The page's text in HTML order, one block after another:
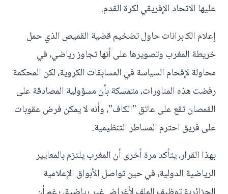
عليها الاتحاد الإفريقي لكرة القدم.
إعلام الكابرانات حاول تضخيم قضية القميص الذي حمل
خريطة المغرب وتصويرها على أنها تجاوز رياضي، في
محاولة لإقحام السياسة في المسابقات الكروية، لكن المحكمة
رفضت هذه المناورات، متمسكة بأن مسؤولية المصادقة على
القمصان تقع على عاتق "الكاف"، وأنه لا يمكن فرض عقوبات
على فريق احترم المساطر التنظيمية.
بهذا القرار، يتأكد مرة أخرى أن المغرب يلتزم بالمعايير
الرياضية الدولية، في حين تواصل الأبواق الإعلامية